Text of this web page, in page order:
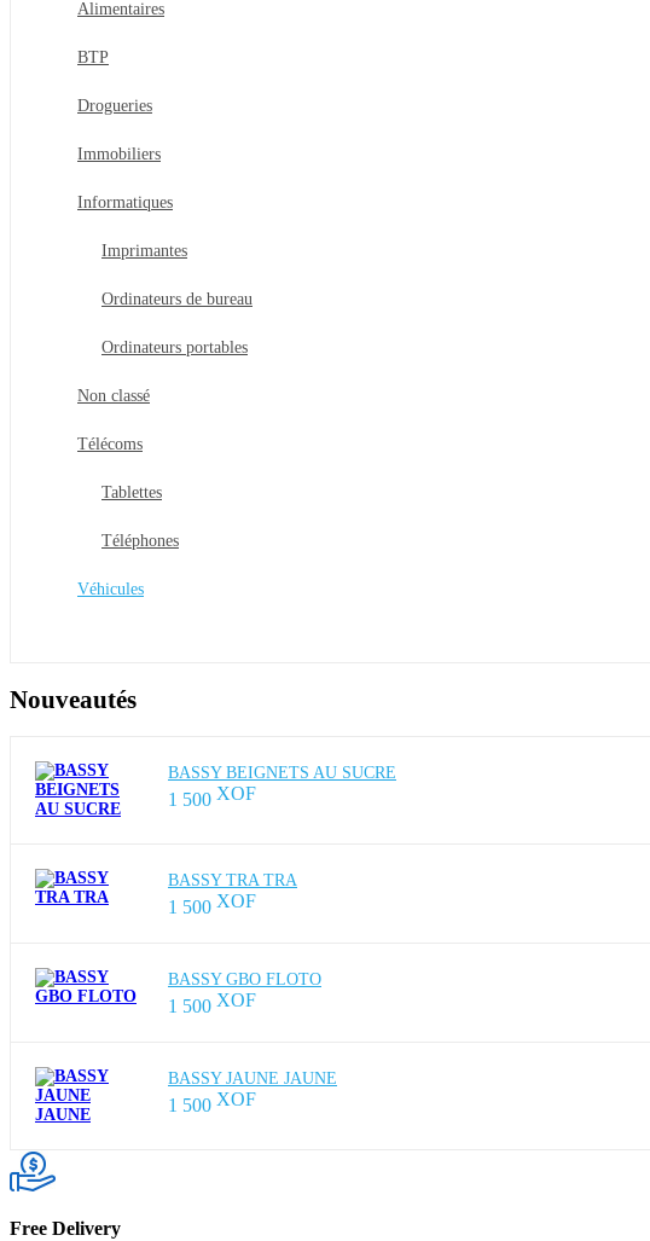
Alimentaires
BTP
Drogueries
Immobiliers
Informatiques
Imprimantes
Ordinateurs de bureau
Ordinateurs portables
Non classé
Télécoms
Tablettes
Téléphones
Véhicules
Nouveautés
BASSY BEIGNETS AU SUCRE
1 500
BASSY TRA TRA
1 500
BASSY GBO FLOTO
1 500
BASSY JAUNE JAUNE
1 500
Free Delivery